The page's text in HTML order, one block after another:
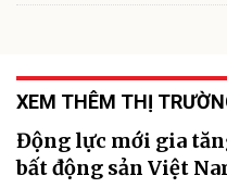
XEM THÊM THỊ
Động lực mới gia
bất động sản Việt